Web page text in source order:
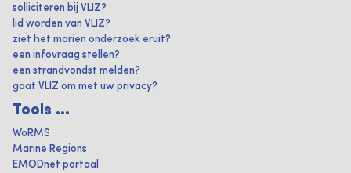
solliciteren bij VLIZ?
lid worden van VLIZ?
ziet het marien onderzoek eruit?
een infovraag stellen?
een strandvondst melden?
gaat VLIZ om met uw privacy?
Tools ...
WoRMS
Marine Regions
EMODnet portaal